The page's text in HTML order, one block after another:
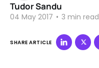
Tudor Sandu
04 May 2017 • 3 min read
SHARE ARTICLE